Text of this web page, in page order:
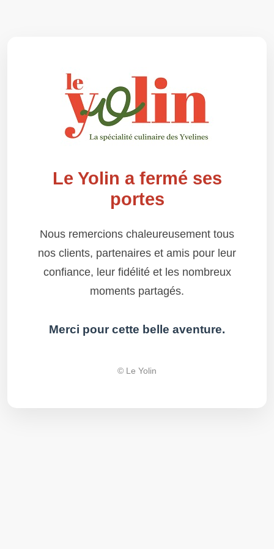
Le Yolin a fermé ses
portes
Nous remercions chaleureusement tous
nos clients, partenaires et amis pour leur
confiance, leur fidélité et les nombreux
moments partagés.
Merci pour cette belle aventure.
© Le Yolin